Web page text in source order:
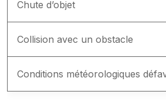
Chute d’objet
Collision avec un obstacle
Conditions météorologiques